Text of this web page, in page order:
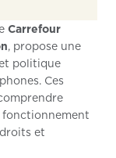
Carrefour
, propose une
politique
Ces
fonctionnement
et